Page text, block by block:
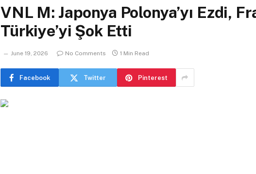
VNL M: Japonya Polonya’yı Ezdi,
Türkiye’yi Şok Etti
June 19, 2026 No Comments 1 Min Read
Facebook Twitter Pinterest